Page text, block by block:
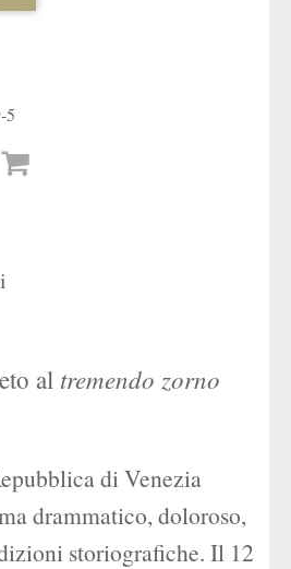
5
al tremendo zorno
di Venezia
drammatico, doloroso,
storiografiche. Il 12